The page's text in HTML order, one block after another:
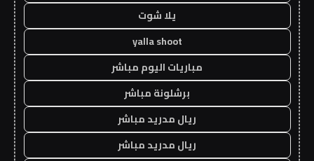
يلا شوت
yalla shoot
مباريات اليوم مباشر
برشلونة مباشر
ريال مدريد مباشر
ريال مدريد مباشر